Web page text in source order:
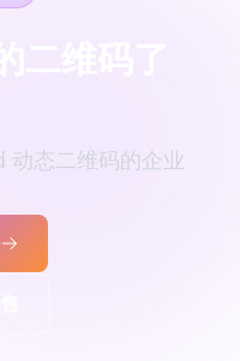
动态二维码的企业